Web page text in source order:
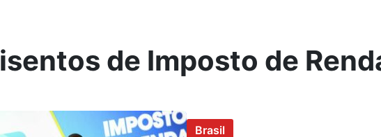
isentos de Imposto de
Brasil